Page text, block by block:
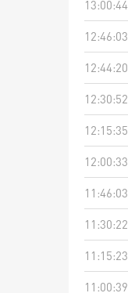
13:00:44
12:46:03
12:44:20
12:30:52
12:15:35
12:00:33
11:46:03
11:30:22
11:15:23
11:00:39